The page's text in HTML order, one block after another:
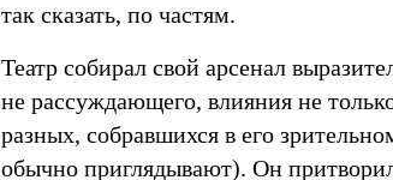
так сказать, по частям.
Театр собирал свой арсенал
не рассуждающего, влияния не
разных, собравшихся в его
обычно приглядывают). Он